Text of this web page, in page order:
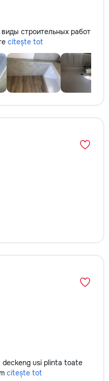
строительных работ
citește tot
deckeng usi plinta toate
citește tot